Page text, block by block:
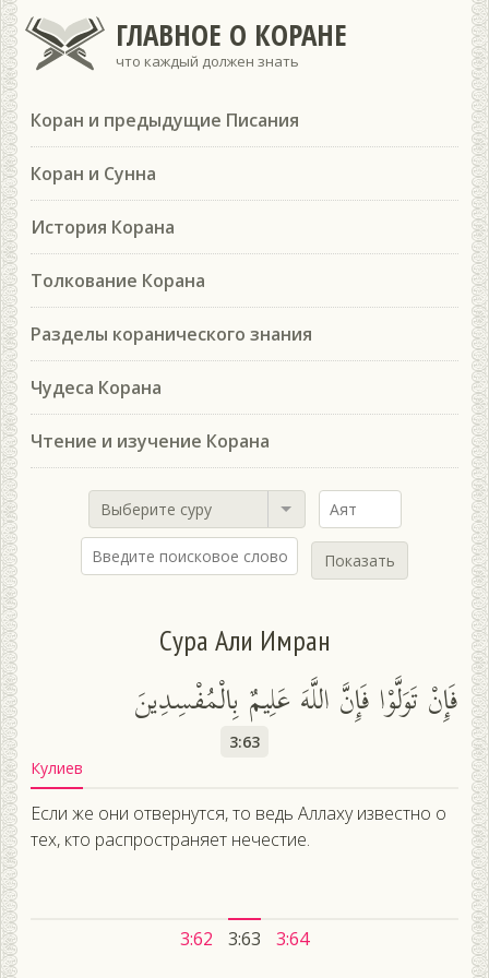
ГЛАВНОЕ О КОРАНЕ
что каждый должен знать
Коран и предыдущие Писания
Коран и Сунна
История Корана
Толкование Корана
Разделы коранического знания
Чудеса Корана
Чтение и изучение Корана
Выберите суру
Показать
Сура Али Имран
فَإِنْ تَوَلَّوْا فَإِنَّ اللَّهَ عَلِيمٌ بِالْمُفْسِدِينَ
3:63
Кулиев
Если же они отвернутся, то ведь Аллаху известно о
тех, кто распространяет нечестие.
3:62 3:63 3:64